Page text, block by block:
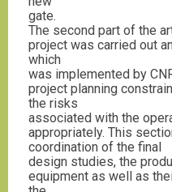
gate.
The second part of the
project was carried out
which
was implemented by
project planning
the risks
associated with the
appropriately. This
coordination of the final
design studies, the
equipment as well as